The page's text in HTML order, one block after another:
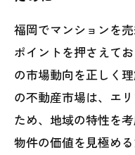
福岡でマンションを
ポイントを押さえて
の市場動向を正しく
の不動産市場は、エ
ため、地域の特性を
物件の価値を見極め